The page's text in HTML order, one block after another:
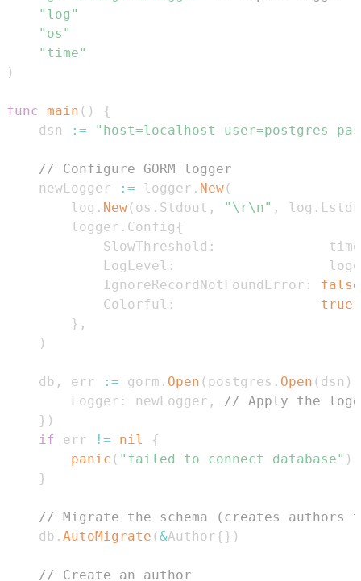
"log"
"os"
"time"
)
func main ( )
{
	dsn
:= "host=localhost user=postgres
// Configure GORM logger
	newLogger
:= logger . New(
		log
. New( os . Stdout , "\r\n" , log .
		logger
. Config {
			SlowThreshold
:
              time
			LogLevel
:
			IgnoreRecordNotFoundError
:
false
			Colorful
: true
} ,
)
	db
, err := gorm . Open ( postgres . Open ( dsn )
		Logger
: newLogger ,
// Apply the
} )
if err != nil
{
panic ( "failed to connect database" )
}
// Migrate the schema (creates
	db
. AutoMigrate (&Author{ } )
// Create an author